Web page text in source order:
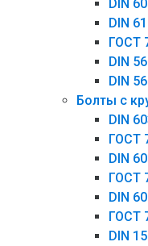
DIN
DIN
ГОСТ
DIN
DIN
Болты с
DIN
ГОСТ
DIN
ГОСТ
DIN
ГОСТ
DIN